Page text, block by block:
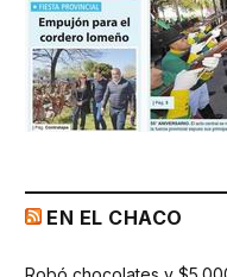
EN EL CHACO